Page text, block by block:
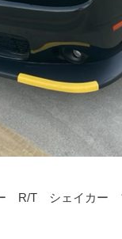
R/T シェイカー